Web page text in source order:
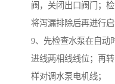
阀，关闭出口阀门；
将泻漏排除后再进行启
9、先检查水泵在自动
进线两相线线位；再
样对调水泵电机线；